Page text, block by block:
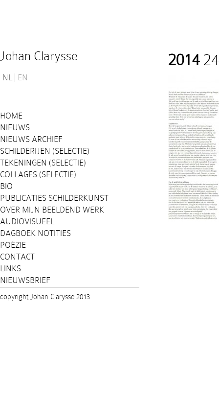
Johan Clarysse
NL EN
HOME
NIEUWS
NIEUWS ARCHIEF
SCHILDERIJEN (SELECTIE)
TEKENINGEN (SELECTIE)
COLLAGES (SELECTIE)
BIO
PUBLICATIES SCHILDERKUNST
OVER MIJN BEELDEND WERK
AUDIOVISUEEL
DAGBOEK NOTITIES
POËZIE
CONTACT
LINKS
NIEUWSBRIEF
2014
copyright Johan Clarysse 2013